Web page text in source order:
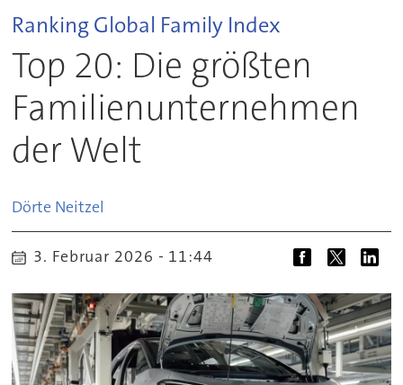
Ranking Global Family Index
Top 20: Die größten
Familienunternehmen
der Welt
Dörte Neitzel
3. Februar 2026 - 11:44